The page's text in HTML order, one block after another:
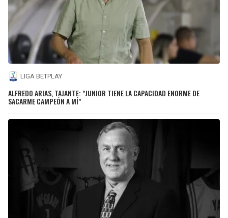
LIGA BETPLAY
ALFREDO ARIAS, TAJANTE: "JUNIOR TIENE LA CAPACIDAD ENORME DE
SACARME CAMPEÓN A MÍ"